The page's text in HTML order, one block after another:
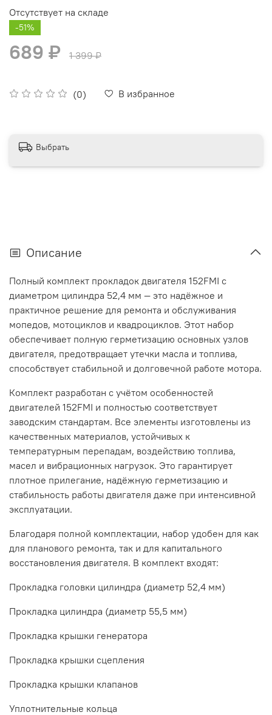
(0) В избранное
Отсутствует на складе
-51%
689 ₽ 1 399 ₽
Выбрать
Описание
Полный комплект прокладок двигателя 152FMI с
диаметром цилиндра 52,4 мм — это надёжное и
практичное решение для ремонта и обслуживания
мопедов, мотоциклов и квадроциклов. Этот набор
обеспечивает полную герметизацию основных узлов
двигателя, предотвращает утечки масла и топлива,
способствует стабильной и долговечной работе мотора.
Комплект разработан с учётом особенностей
двигателей 152FMI и полностью соответствует
заводским стандартам. Все элементы изготовлены из
качественных материалов, устойчивых к
температурным перепадам, воздействию топлива,
масел и вибрационных нагрузок. Это гарантирует
плотное прилегание, надёжную герметизацию и
стабильность работы двигателя даже при интенсивной
эксплуатации.
Благодаря полной комплектации, набор удобен для как
для планового ремонта, так и для капитального
восстановления двигателя. В комплект входят:
Прокладка головки цилиндра (диаметр 52,4 мм)
Прокладка цилиндра (диаметр 55,5 мм)
Прокладка крышки генератора
Прокладка крышки сцепления
Прокладка крышки клапанов
Уплотнительные кольца